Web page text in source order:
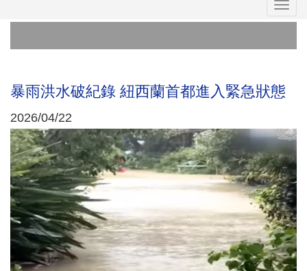
暴雨洪水破紀錄 紐西蘭首都進入緊急狀態
2026/04/22